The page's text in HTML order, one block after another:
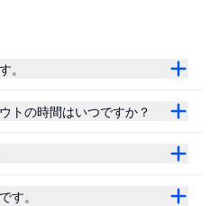
。
トの時間はいつですか？
す。